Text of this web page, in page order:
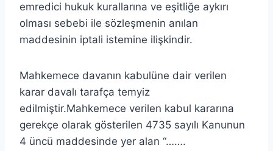
emredici hukuk kurallarına ve eşitliğe aykırı
olması sebebi ile sözleşmenin anılan
maddesinin iptali istemine ilişkindir.
Mahkemece davanın kabulüne dair verilen
karar davalı tarafça temyiz
edilmiştir.Mahkemece verilen kabul kararına
gerekçe olarak gösterilen 4735 sayılı Kanunun
4 üncü maddesinde yer alan “…….